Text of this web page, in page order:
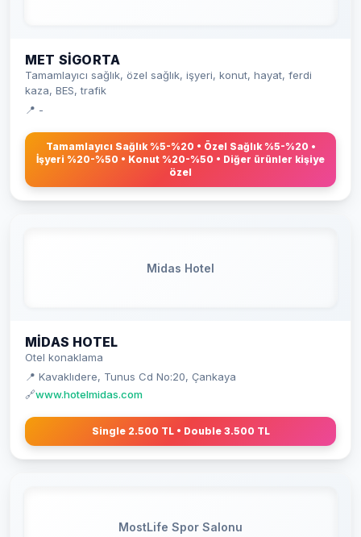
MET SIGORTA
Tamamlayıcı sağlık, özel sağlık, işyeri, konut, hayat, ferdi
kaza, BES, trafik
📍 -
Tamamlayıcı Sağlık %5-%20 • Özel Sağlık %5-%20 •
İşyeri %20-%50 • Konut %20-%50 • Diğer ürünler kişiye
özel
Midas Hotel
MIDAS HOTEL
Otel konaklama
📍 Kavaklıdere, Tunus Cd No:20, Çankaya
🔗www.hotelmidas.com
Single 2.500 TL • Double 3.500 TL
MostLife Spor Salonu